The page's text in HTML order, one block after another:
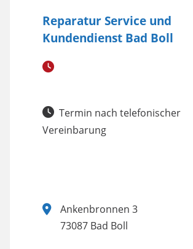
Reparatur Service und
Kundendienst Bad Boll
Termin nach telefonischer
Vereinbarung
Ankenbronnen 3
73087 Bad Boll